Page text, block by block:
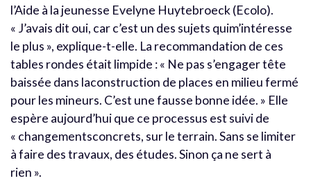
l’Aide à la jeunesse Evelyne Huytebroeck (Ecolo).
« J’avais dit oui, car c’est un des sujets quim’intéresse
le plus », explique-t-elle. La recommandation de ces
tables rondes était limpide : « Ne pas s’engager tête
baissée dans laconstruction de places en milieu fermé
pour les mineurs. C’est une fausse bonne idée. » Elle
espère aujourd’hui que ce processus est suivi de
« changementsconcrets, sur le terrain. Sans se limiter
à faire des travaux, des études. Sinon ça ne sert à
rien ».